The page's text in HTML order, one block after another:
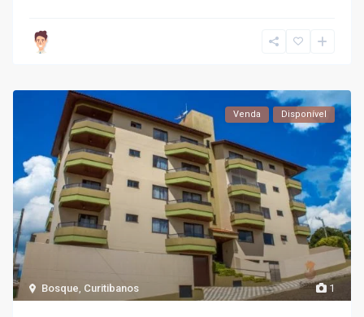
1
Bosque, Curitibanos
Venda Disponível